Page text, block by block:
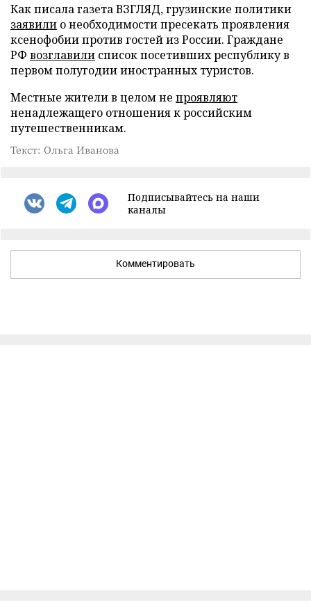
Как писала газета ВЗГЛЯД, грузинские политики
заявили о необходимости пресекать проявления
ксенофобии против гостей из России. Граждане
РФ возглавили список посетивших республику в
первом полугодии иностранных туристов.
Местные жители в целом не проявляют
ненадлежащего отношения к российским
путешественникам.
Текст: Ольга Иванова
Подписывайтесь на наши
каналы
Комментировать